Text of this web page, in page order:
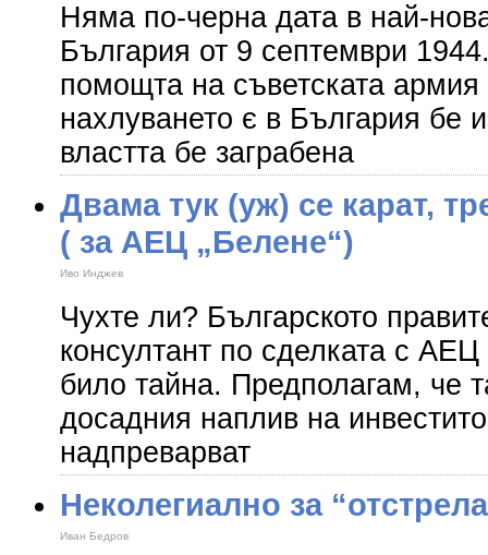
Няма по-черна дата в най-
България от 9 септември
помощта на съветската
нахлуването є в България бе
властта бе заграбена
Двама тук (уж) се карат,
( за АЕЦ „Белене“)
Иво Инджев
Чухте ли? Българското
консултант по сделката с АЕЦ
било тайна. Предполагам, че
досадния наплив на
надпреварват
Неколегиално за
Иван Бедров